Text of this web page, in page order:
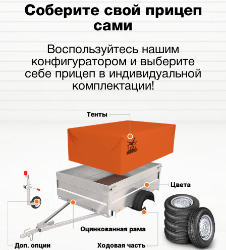
Соберите свой прицеп
сами
Воспользуйтесь нашим
конфигуратором и выберите
себе прицеп в индивидуальной
комплектации!